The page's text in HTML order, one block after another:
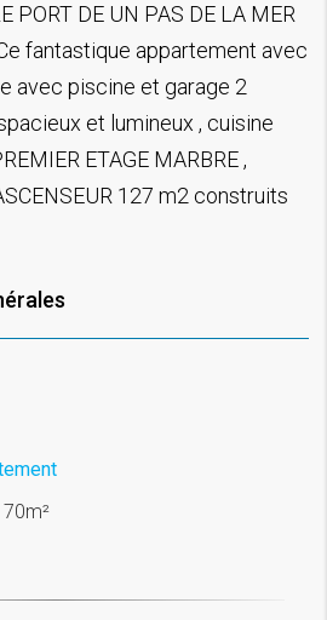
PORT DE UN PAS DE LA MER
fantastique appartement avec
avec piscine et garage 2
et lumineux , cuisine
ETAGE MARBRE ,
127 m2 construits
70m²